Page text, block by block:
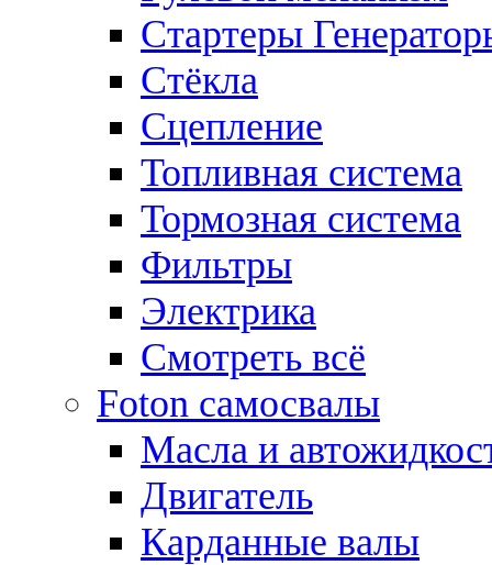
Стартеры
Стёкла
Сцепление
Топливная система
Тормозная система
Фильтры
Электрика
Смотреть всё
Foton самосвалы
Масла и
Двигатель
Карданные валы